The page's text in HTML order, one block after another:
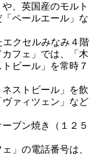
、英国産のモルト
ペールエール」な
クセルみなみ４階
フェ」では、「木
ビール」を常時７
ストビール」を飲
ァィツェン」など
ブン焼き（１２５
」の電話番号は、